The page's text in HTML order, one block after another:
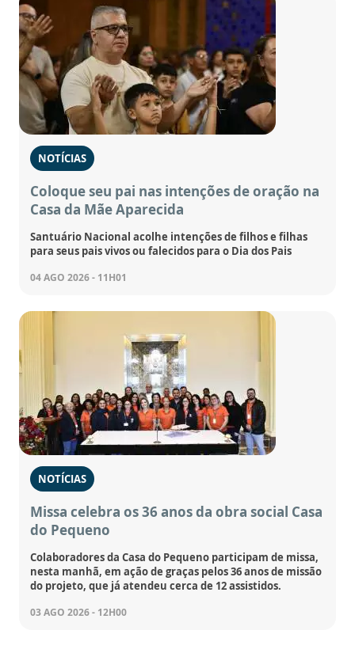
NOTÍCIAS
Coloque seu pai nas intenções de oração na
Casa da Mãe Aparecida
Santuário Nacional acolhe intenções de filhos e filhas
para seus pais vivos ou falecidos para o Dia dos Pais
04 AGO 2026 - 11H01
NOTÍCIAS
Missa celebra os 36 anos da obra social Casa
do Pequeno
Colaboradores da Casa do Pequeno participam de missa,
nesta manhã, em ação de graças pelos 36 anos de missão
do projeto, que já atendeu cerca de 12 assistidos.
03 AGO 2026 - 12H00